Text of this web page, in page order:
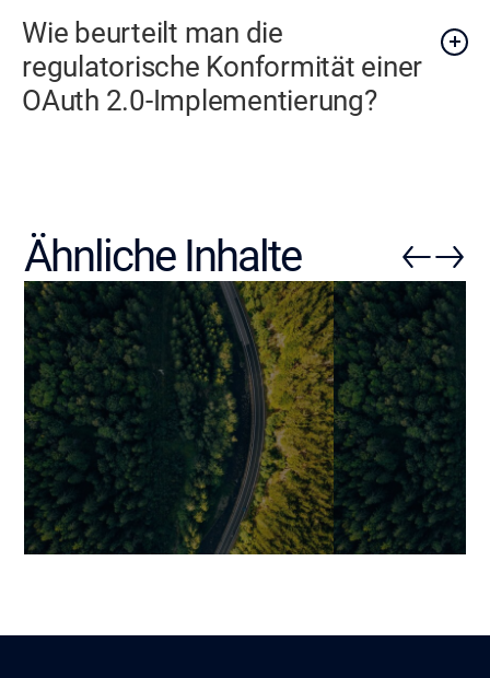
Wie beurteilt man die
regulatorische Konformität einer
OAuth 2.0-Implementierung?
Ähnliche Inhalte
modernen Architekturen
Practices für